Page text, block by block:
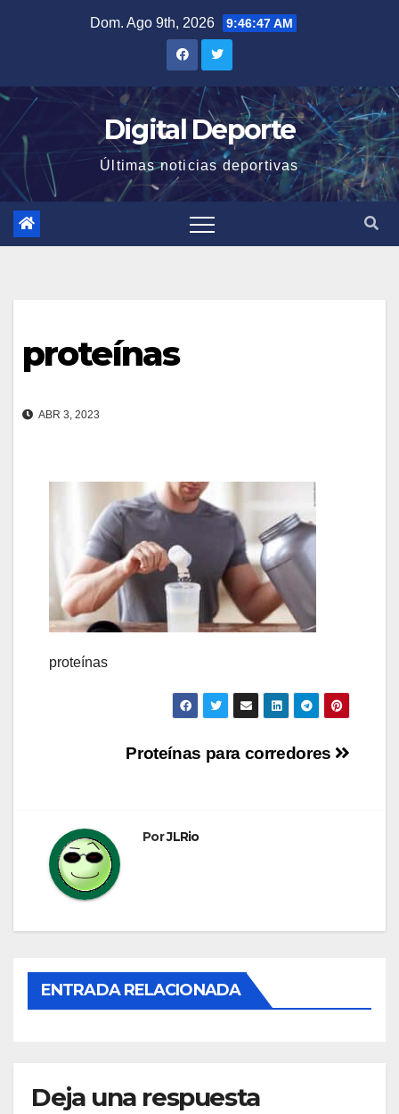
Dom. Ago 9th, 2026 9:46:47 AM
Digital Deporte
Últimas noticias deportivas
proteínas
ABR 3, 2023
proteínas
Navegación
entradas
Proteínas para corredores
PorJLRio
ENTRADA RELACIONADA
Deja una respuesta